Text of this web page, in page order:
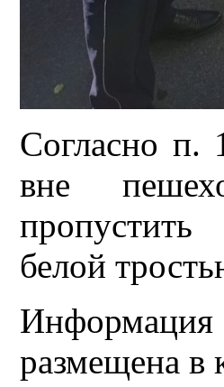
Согласно п.
вне
белой
Информация
размещена в